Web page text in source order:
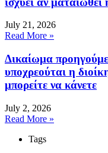
July 21, 2026
Read More »
Δικαίωμα
υποχρεούται η
μπορείτε να κάνετε
July 2, 2026
Read More »
Tags